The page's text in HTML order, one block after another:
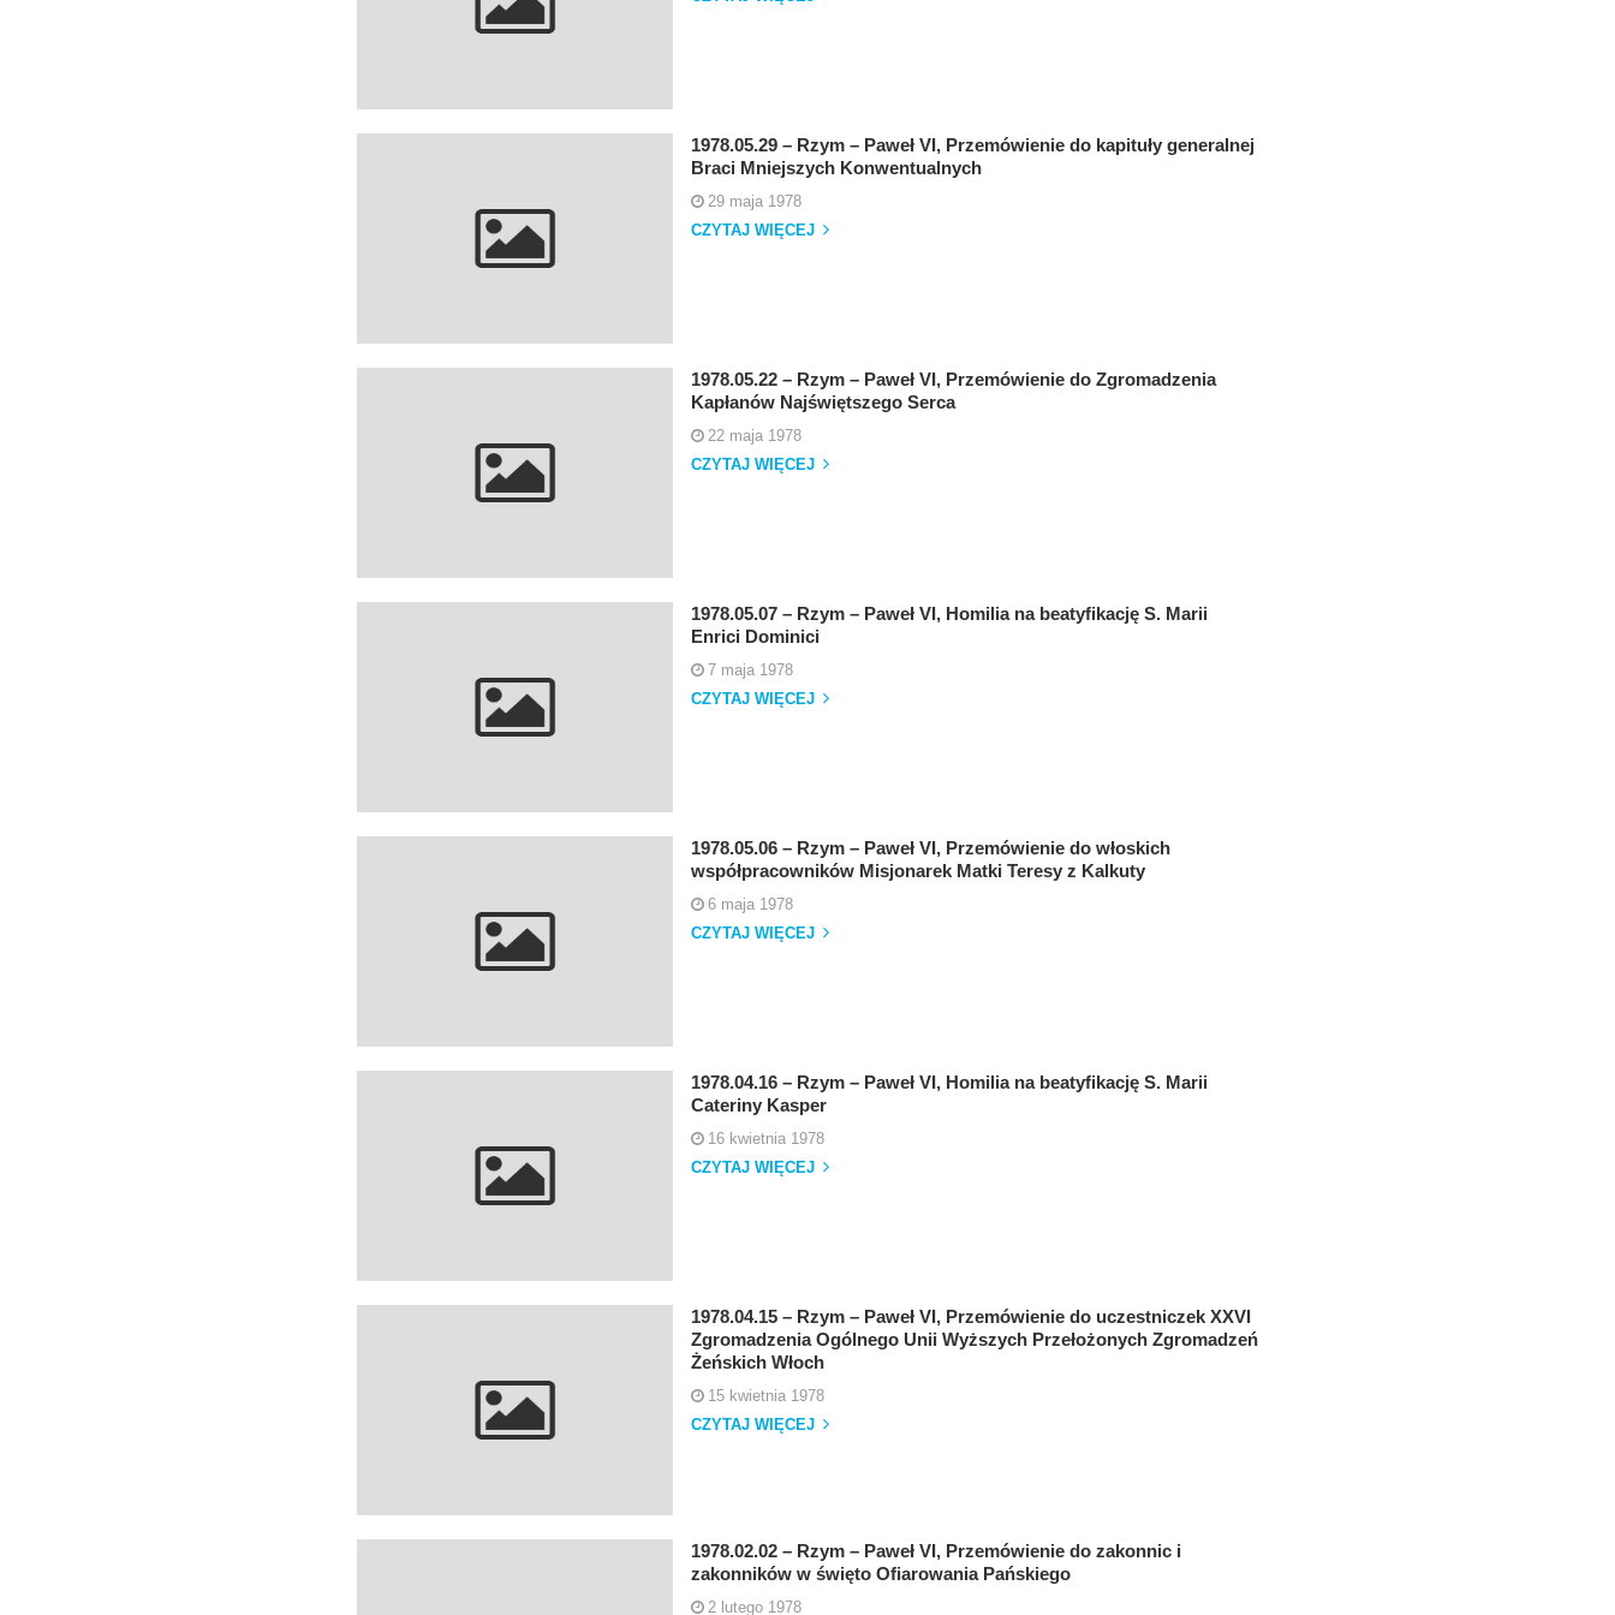
1978.05.29 – Rzym – Paweł VI, Przemówienie do kapituły generalnej
Braci Mniejszych Konwentualnych
29 maja 1978
CZYTAJ WIĘCEJ
1978.05.22 – Rzym – Paweł VI, Przemówienie do Zgromadzenia
Kapłanów Najświętszego Serca
22 maja 1978
CZYTAJ WIĘCEJ
1978.05.07 – Rzym – Paweł VI, Homilia na beatyfikację S. Marii
Enrici Dominici
7 maja 1978
CZYTAJ WIĘCEJ
1978.05.06 – Rzym – Paweł VI, Przemówienie do włoskich
współpracowników Misjonarek Matki Teresy z Kalkuty
6 maja 1978
CZYTAJ WIĘCEJ
1978.04.16 – Rzym – Paweł VI, Homilia na beatyfikację S. Marii
Cateriny Kasper
16 kwietnia 1978
CZYTAJ WIĘCEJ
1978.04.15 – Rzym – Paweł VI, Przemówienie do uczestniczek XXVI
Zgromadzenia Ogólnego Unii Wyższych Przełożonych Zgromadzeń
Żeńskich Włoch
15 kwietnia 1978
CZYTAJ WIĘCEJ
1978.02.02 – Rzym – Paweł VI, Przemówienie do zakonnic i
zakonników w święto Ofiarowania Pańskiego
2 lutego 1978